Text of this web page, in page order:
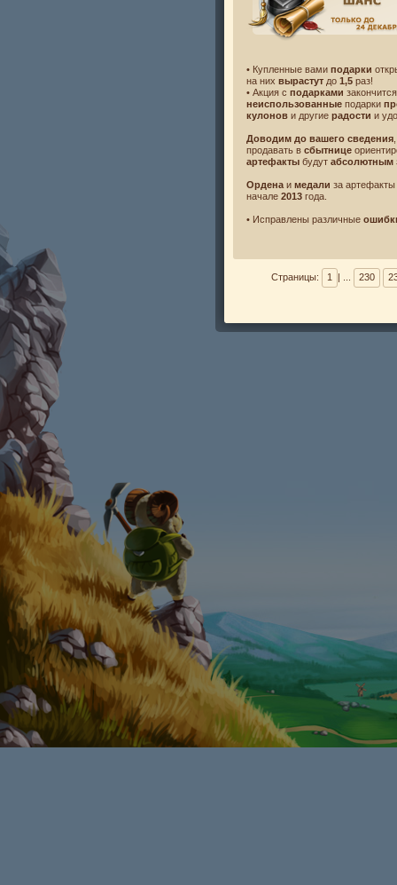
• Купленные вами подарки
на них вырастут до 1,5 раз!
• Акция с подарками
неиспользованные подарки
кулонов и другие радости и
Доводим до вашего сведения
продавать в сбытнице
артефакты будут абсолютным
Ордена и медали за
начале 2013 года.
• Исправлены различные
Страницы: 1 | ... 230